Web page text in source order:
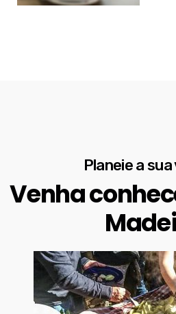
Planeie a
Venha